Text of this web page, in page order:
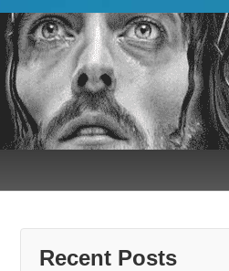
Recent Posts